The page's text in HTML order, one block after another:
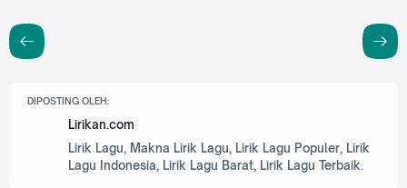
DIPOSTING OLEH:
Lirikan.com
Lirik Lagu, Makna Lirik Lagu, Lirik Lagu Populer, Lirik
Lagu Indonesia, Lirik Lagu Barat, Lirik Lagu Terbaik.